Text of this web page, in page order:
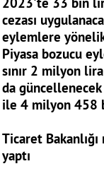
cezası
eylemlere
Piyasa bozucu
sınır 2 milyon
da
ile 4 milyon 458
Ticaret
yaptı